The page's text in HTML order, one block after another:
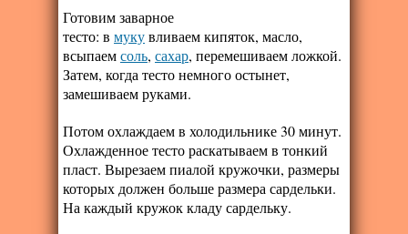
Готовим заварное
тесто: в мукувливаем кипяток, масло,
всыпаемсоль, сахар, перемешиваем ложкой.
Затем, когда тесто немного остынет,
замешиваем руками.
Потом охлаждаем в холодильнике 30 минут.
Охлажденное тесто раскатываем в тонкий
пласт. Вырезаем пиалой кружочки, размеры
которых должен больше размера сардельки.
На каждый кружок кладу сардельку.